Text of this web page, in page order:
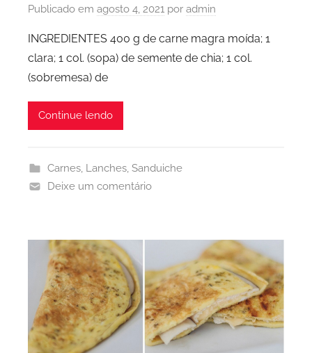
Publicado em agosto 4, 2021 por admin
INGREDIENTES 400 g de carne magra moída; 1
clara; 1 col. (sopa) de semente de chia; 1 col.
(sobremesa) de
Continue lendo
Carnes, Lanches, Sanduiche
Deixe um comentário